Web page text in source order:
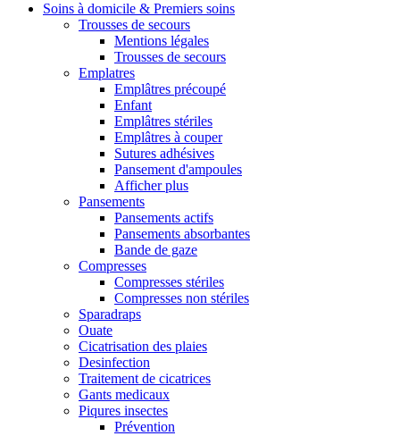
Soins à domicile & Premiers soins
Trousses de secours
Mentions légales
Trousses de secours
Emplatres
Emplâtres précoupé
Enfant
Emplâtres stériles
Emplâtres à couper
Sutures adhésives
Pansement d'ampoules
Afficher plus
Pansements
Pansements actifs
Pansements absorbantes
Bande de gaze
Compresses
Compresses stériles
Compresses non stériles
Sparadraps
Ouate
Cicatrisation des plaies
Desinfection
Traitement de cicatrices
Gants medicaux
Piqures insectes
Prévention